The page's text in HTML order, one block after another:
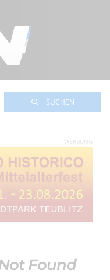
SUCHEN
WERBUNG
Found